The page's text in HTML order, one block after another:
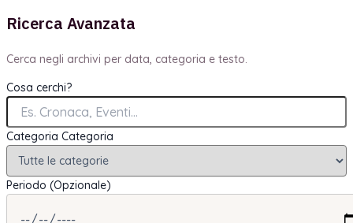
Ricerca Avanzata
Cerca negli archivi per data, categoria e testo.
Cosa cerchi?
Categoria Categoria
Periodo (Opzionale)